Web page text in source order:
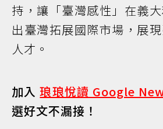
持，讓「臺灣感性」在義
出臺灣拓展國際市場，展
人才。
加入琅琅悅讀 Google
選好文不漏接！